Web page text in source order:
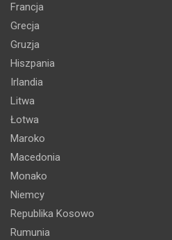
Francja
Grecja
Gruzja
Hiszpania
Irlandia
Litwa
Łotwa
Maroko
Macedonia
Monako
Niemcy
Republika Kosowo
Rumunia